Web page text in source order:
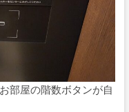
部屋の階数ボタンが自